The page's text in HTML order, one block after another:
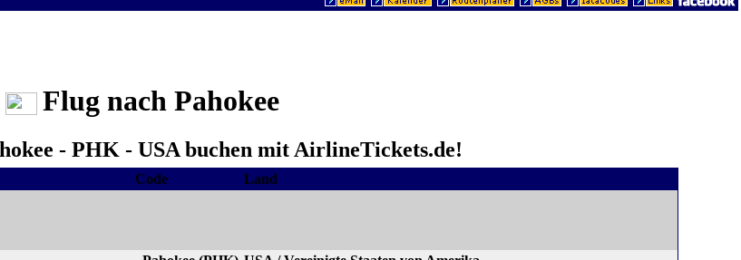
Flug nach Pahokee
- PHK - USA buchen mit AirlineTickets.de!
Code Land